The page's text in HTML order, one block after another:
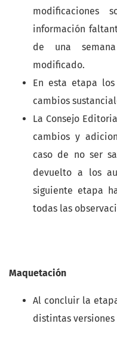
modificaciones
información
de una
modificado.
En esta etapa
cambios
La Consejo
cambios y
caso de no ser
devuelto a los
siguiente etapa
todas las
Maquetación
Al concluir la
distintas versiones